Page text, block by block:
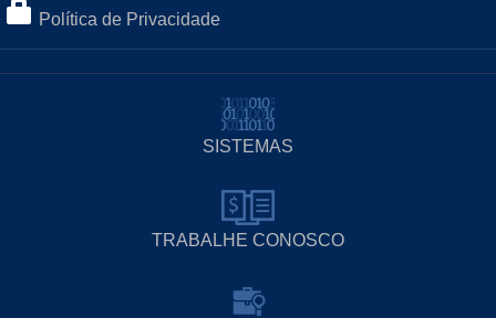
Política de Privacidade
SISTEMAS
TRABALHE CONOSCO